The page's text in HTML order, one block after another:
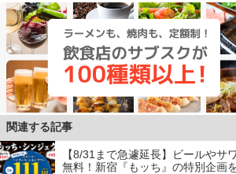
関連する記事
【8/31まで急遽延長】ビールやサ
無料！新宿『もッち』の特別企画